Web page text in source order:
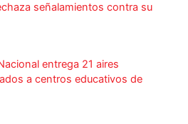
señalamientos contra su
entrega 21 aires
a centros educativos de